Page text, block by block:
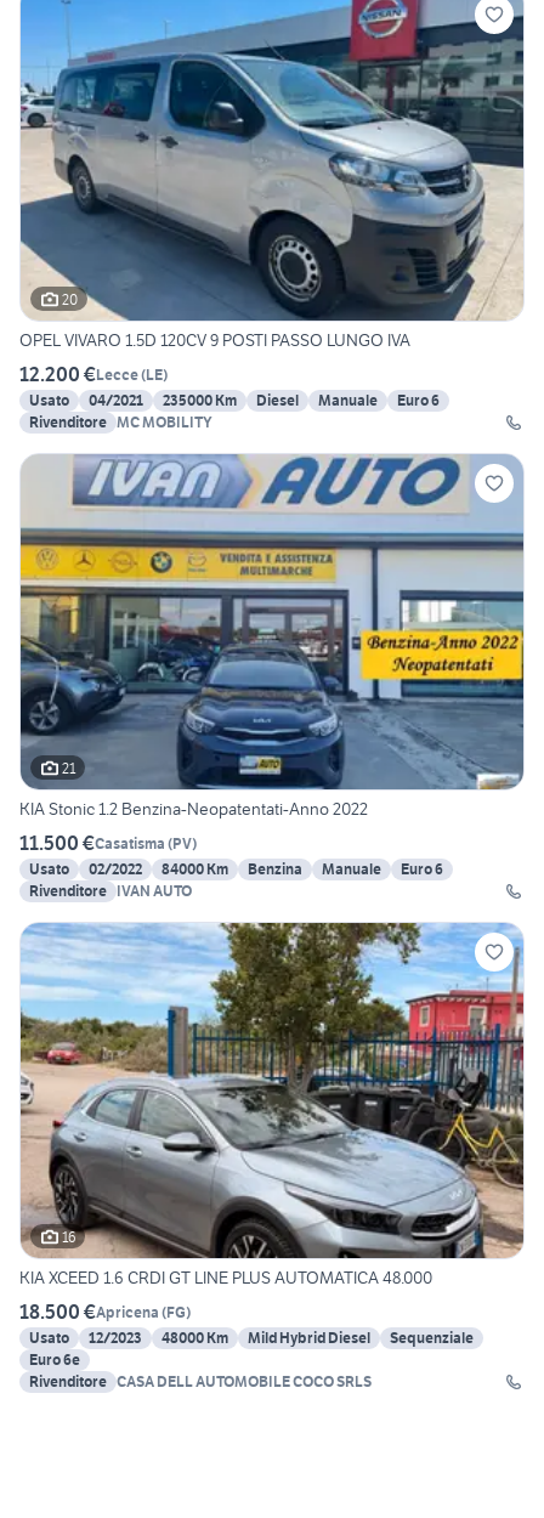
20
OPEL VIVARO 1.5D 120CV 9 POSTI PASSO LUNGO IVA
12.200 €Lecce(LE)
Usato
04/2021 235000 Km Diesel Manuale
Euro 6
Rivenditore MC MOBILITY
21
KIA Stonic 1.2 Benzina-Neopatentati-Anno 2022
11.500 €Casatisma (PV)
Usato
02/2022 84000 Km Benzina Manuale
Euro 6
Rivenditore IVAN AUTO
16
KIA XCEED 1.6 CRDI GT LINE PLUS AUTOMATICA 48.000
18.500 €Apricena (FG)
Usato
12/2023 48000 Km Mild Hybrid Diesel
Sequenziale
Euro 6e
Rivenditore CASA DELL AUTOMOBILE COCO SRLS